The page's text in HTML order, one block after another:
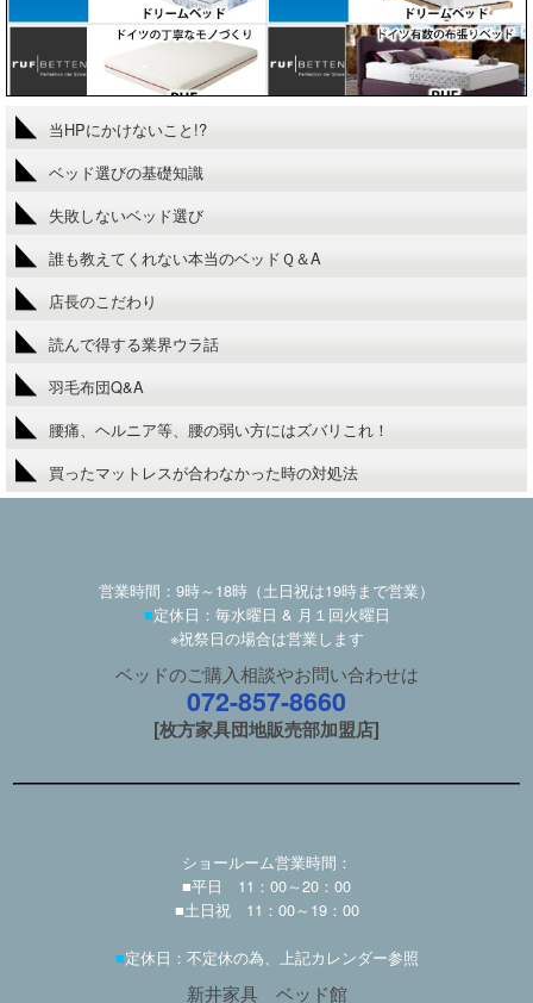
当HPにかけないこと!?
ベッド選びの基礎知識
失敗しないベッド選び
誰も教えてくれない本当のベッドＱ＆A
店長のこだわり
読んで得する業界ウラ話
羽毛布団Q&A
腰痛、ヘルニア等、腰の弱い方にはズバリこれ！
買ったマットレスが合わなかった時の対処法
営業時間：9時～18時（土日祝は19時まで営業）
■定休日：毎水曜日 & 月１回火曜日
※祝祭日の場合は営業します
ベッドのご購入相談やお問い合わせは
072-857-8660
[枚方家具団地販売部加盟店]
ショールーム営業時間：
■平日 11：00～20：00
■土日祝 11：00～19：00
■定休日：不定休の為、上記カレンダー参照
新井家具 ベッド館